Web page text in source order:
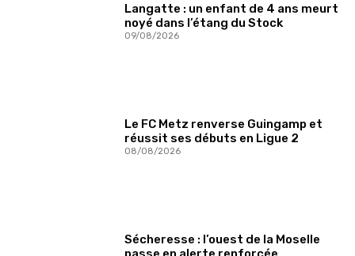
Langatte : un enfant de 4 ans meurt
noyé dans l’étang du Stock
09/08/2026
Le FC Metz renverse Guingamp et
réussit ses débuts en Ligue 2
08/08/2026
Sécheresse : l’ouest de la Moselle